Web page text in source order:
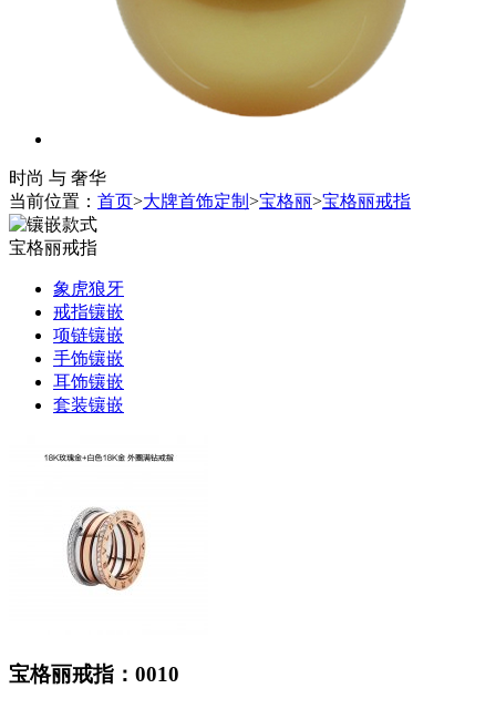
时尚 与 奢华
当前位置： 首页>大牌首饰定制 >宝格丽>宝格丽戒指
宝格丽戒指
象虎狼牙
戒指镶嵌
项链镶嵌
手饰镶嵌
耳饰镶嵌
套装镶嵌
宝格丽戒指：0010